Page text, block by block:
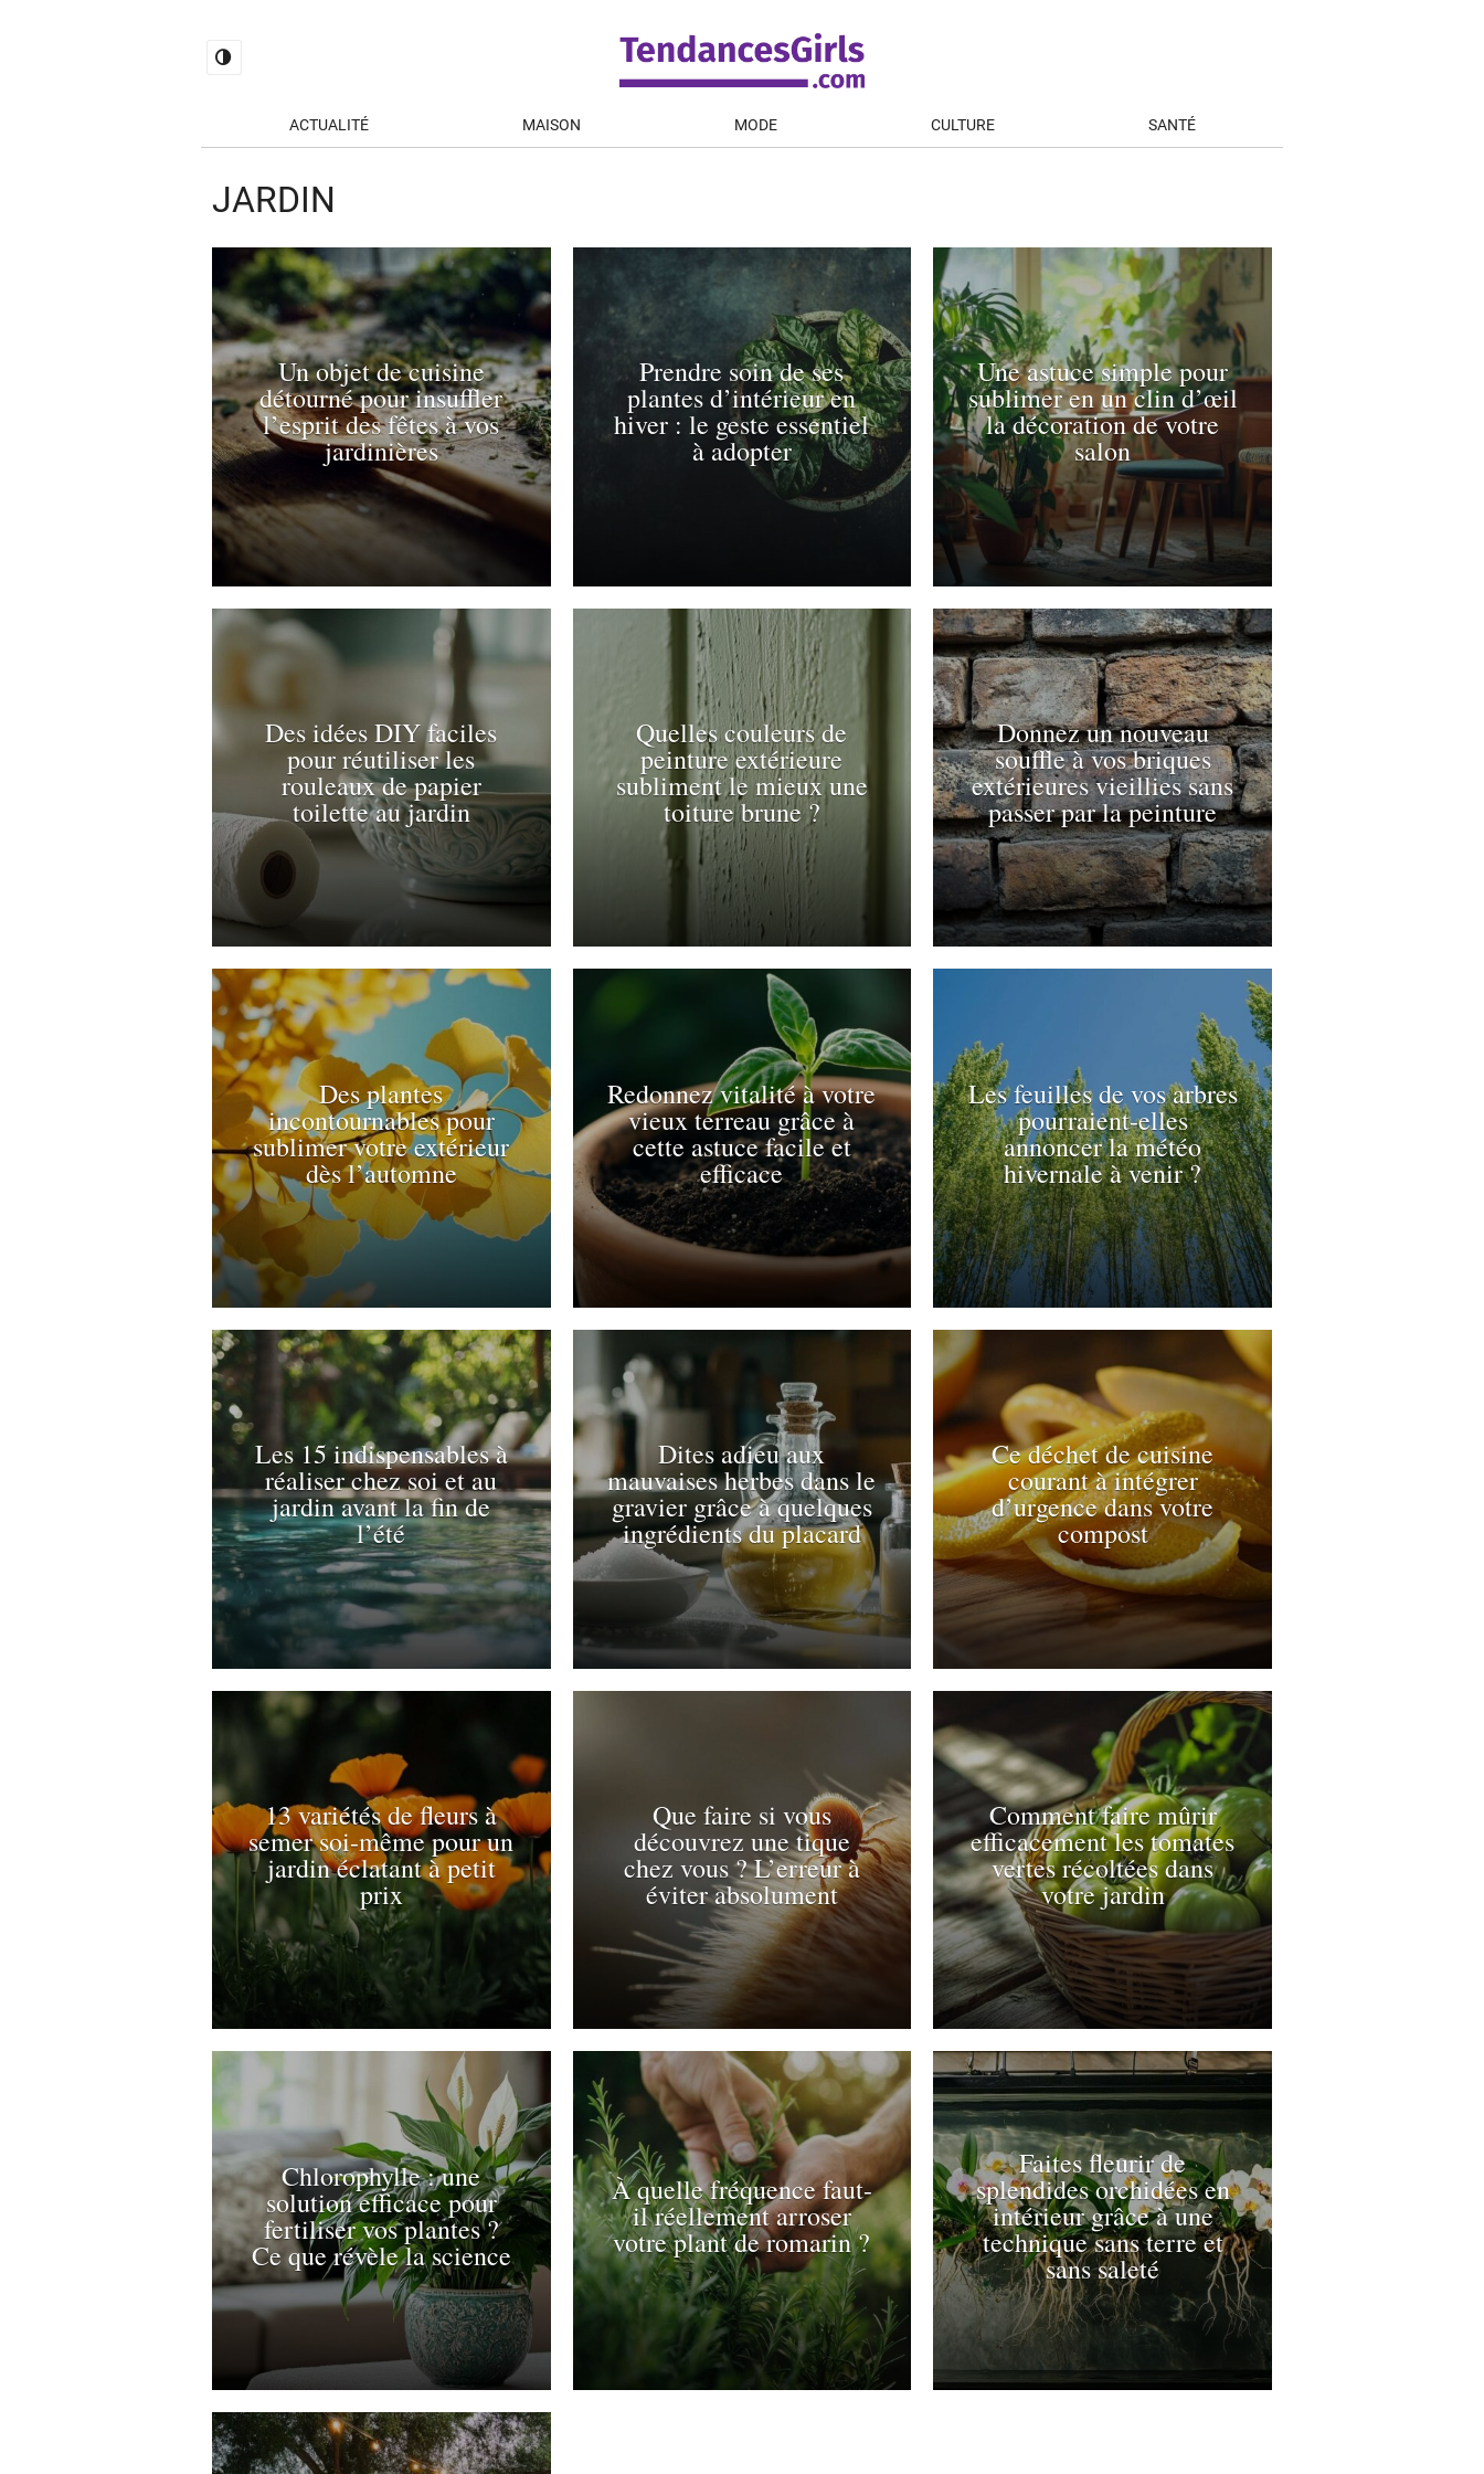
ACTUALITÉ MAISON MODE CULTURE SANTÉ
JARDIN
Un objet de cuisine
détourné pour insuffler
l’esprit des fêtes à vos
jardinières
Prendre soin de ses
plantes d’intérieur en
hiver : le geste essentiel
à adopter
Une astuce simple pour
sublimer en un clin d’œil
la décoration de votre
salon
Des idées DIY faciles
pour réutiliser les
rouleaux de papier
toilette au jardin
Quelles couleurs de
peinture extérieure
subliment le mieux une
toiture brune ?
Donnez un nouveau
souffle à vos briques
extérieures vieillies sans
passer par la peinture
Des plantes
incontournables pour
sublimer votre extérieur
dès l’automne
Redonnez vitalité à votre
vieux terreau grâce à
cette astuce facile et
efficace
Les feuilles de vos arbres
pourraient-elles
annoncer la météo
hivernale à venir ?
Les 15 indispensables à
réaliser chez soi et au
jardin avant la fin de
l’été
Dites adieu aux
mauvaises herbes dans le
gravier grâce à quelques
ingrédients du placard
Ce déchet de cuisine
courant à intégrer
d’urgence dans votre
compost
13 variétés de fleurs à
semer soi-même pour un
jardin éclatant à petit
prix
Que faire si vous
découvrez une tique
chez vous ? L’erreur à
éviter absolument
Comment faire mûrir
efficacement les tomates
vertes récoltées dans
votre jardin
Chlorophylle : une
solution efficace pour
fertiliser vos plantes ?
Ce que révèle la science
À quelle fréquence faut-
il réellement arroser
votre plant de romarin ?
Faites fleurir de
splendides orchidées en
intérieur grâce à une
technique sans terre et
sans saleté